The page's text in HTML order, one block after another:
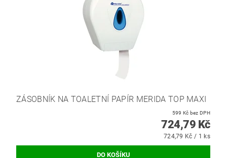
ZÁSOBNÍK NA TOALETNÍ PAPÍR MERIDA TOP MAXI
599 Kč bez DPH
724,79 Kč
724,79 Kč / 1 ks